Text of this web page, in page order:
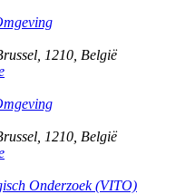
1210 België
1210 België
Onderzoek (VITO)